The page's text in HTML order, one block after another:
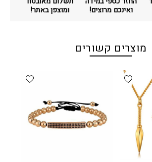
ואינכם מרוצים!
ומוצפן באתר!
מוצרים קשורים
Add wishlist
wishlist